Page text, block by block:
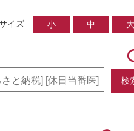
イズ 小 中 大
検